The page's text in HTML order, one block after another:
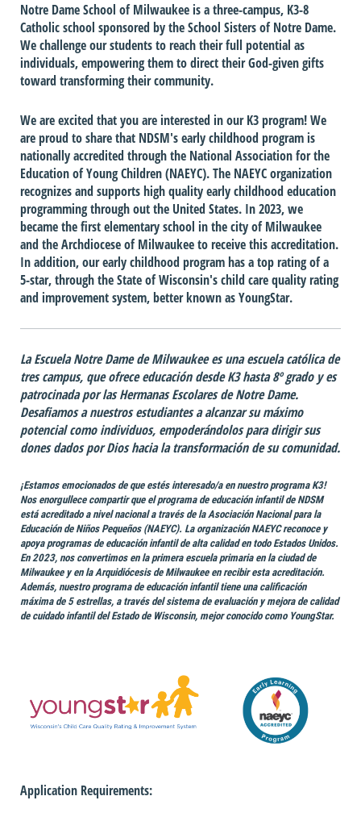
Notre Dame School of Milwaukee is a three-campus, K3-8
Catholic school sponsored by the School Sisters of Notre Dame.
We challenge our students to reach their full potential as
individuals, empowering them to direct their God-given gifts
toward transforming their community.
We are excited that you are interested in our K3 program! We
are proud to share that NDSM's early childhood program is
nationally accredited through the National Association for the
Education of Young Children (NAEYC). The NAEYC organization
recognizes and supports high quality early childhood education
programming through out the United States. In 2023, we
became the first elementary school in the city of Milwaukee
and the Archdiocese of Milwaukee to receive this accreditation.
In addition, our early childhood program has a top rating of a
5-star, through the State of Wisconsin's child care quality rating
and improvement system, better known as YoungStar.
La Escuela Notre Dame de Milwaukee es una escuela católica de
tres campus, que ofrece educación desde K3 hasta 8º grado y es
patrocinada por las Hermanas Escolares de Notre Dame.
Desafiamos a nuestros estudiantes a alcanzar su máximo
potencial como individuos, empoderándolos para dirigir sus
dones dados por Dios hacia la transformación de su comunidad.
¡Estamos emocionados de que estés interesado/a en nuestro programa K3!
Nos enorgullece compartir que el programa de educación infantil de NDSM
está acreditado a nivel nacional a través de la Asociación Nacional para la
Educación de Niños Pequeños (NAEYC). La organización NAEYC reconoce y
apoya programas de educación infantil de alta calidad en todo Estados Unidos.
En 2023, nos convertimos en la primera escuela primaria en la ciudad de
Milwaukee y en la Arquidiócesis de Milwaukee en recibir esta acreditación.
Además, nuestro programa de educación infantil tiene una calificación
máxima de 5 estrellas, a través del sistema de evaluación y mejora de calidad
de cuidado infantil del Estado de Wisconsin, mejor conocido como YoungStar.
Application Requirements: